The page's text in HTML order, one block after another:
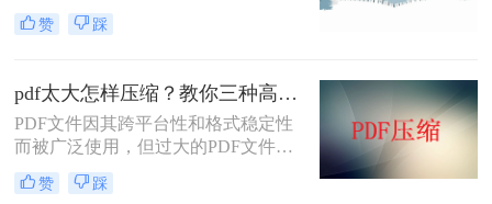
用。然而，当这些文件变得过大时，
它们不仅占用大量存储空间，而且在
传到某些平台。因此，掌握pdf太大如
何压缩变小是十分必要的。本文将介
绍两种实用的方法来解决这个问题，
帮助您轻松完成 PDF 文件的压缩。
赞 踩
pdf太大怎样压缩？教你三种高效方法！
PDF文件因其跨平台性和格式稳定性
而被广泛使用，但过大的PDF文件不
仅占用存储空间，还会影响传输速度
和加载速度。为了解决pdf太大怎样压
赞 踩